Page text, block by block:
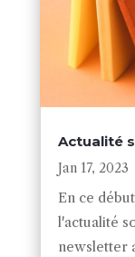
Actualité
Jan 17, 2023
En ce
l'actualité
newsletter